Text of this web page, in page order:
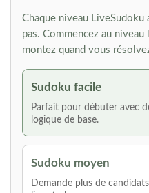
Chaque niveau LiveSudoku
pas. Commencez au
montez quand vous
Sudoku facile
Parfait pour débuter avec
logique de base.
Sudoku moyen
Demande plus de